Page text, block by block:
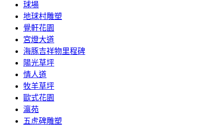
球場
地球村雕塑
覺軒花園
宮燈大道
海豚吉祥物里程碑
陽光草坪
情人道
牧羊草坪
歐式花園
瀛苑
五虎碑雕塑